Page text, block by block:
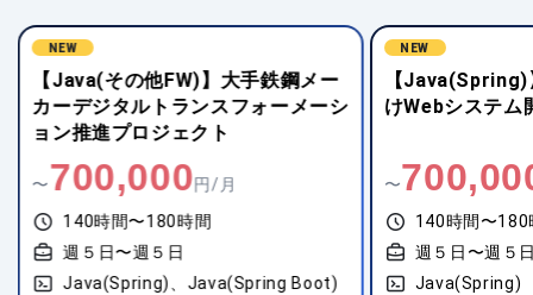
NEW
【Java(その他FW)】大手鉄鋼メー
カーデジタルトランスフォーメーシ
ョン推進プロジェクト
〜700,000円/月
140時間〜180時間
週５日〜週５日
Java(Spring)、Java(Spring Boot)
NEW
【
けWebシステム
〜
140時間〜180
週５日〜週５
Java(Spring)